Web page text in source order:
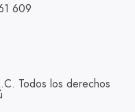
609
Todos los derechos